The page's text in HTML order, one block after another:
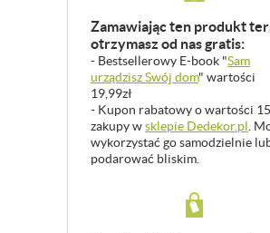
Zamawiając ten produkt
otrzymasz od nas gratis:
- Bestsellerowy E-book "Sam
urządzisz Swój dom" wartości
19,99zł
- Kupon rabatowy o wartości
zakupy wsklepie Dedekor.pl.
wykorzystać go samodzielnie
podarować bliskim.